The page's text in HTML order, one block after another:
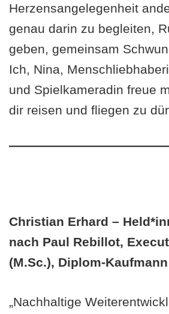
Herzensangelegenheit
genau darin zu begleiten,
geben, gemeinsam
Ich, Nina,
und Spielkameradin freue
dir reisen und fliegen zu
Christian Erhard –
nach Paul Rebillot,
(M.Sc.), Diplom-Kaufmann
„Nachhaltige